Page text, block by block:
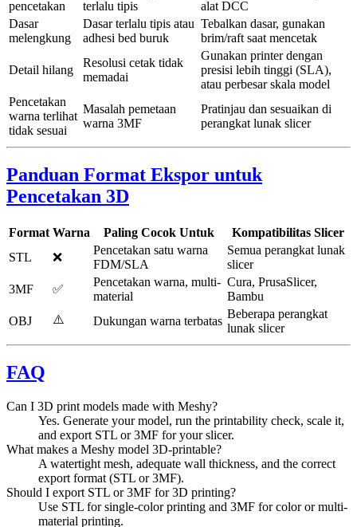
pencetakan
terlalu tipis
alat DCC
Dasar
melengkung
Dasar terlalu tipis atau
adhesi bed buruk
Tebalkan dasar, gunakan
brim/raft saat mencetak
Detail hilang
Resolusi cetak tidak
memadai
Gunakan printer dengan
presisi lebih tinggi (SLA),
atau perbesar skala model
Pencetakan
warna terlihat
tidak sesuai
Masalah pemetaan
warna 3MF
Pratinjau dan sesuaikan di
perangkat lunak slicer
Panduan Format Ekspor untuk
Pencetakan 3D
Format Warna Paling Cocok Untuk
Kompatibilitas Slicer
STL
❌
Pencetakan satu warna
FDM/SLA
Semua perangkat lunak
slicer
3MF
✅
Pencetakan warna, multi-
material
Cura, PrusaSlicer,
Bambu
OBJ
⚠️ Dukungan warna terbatas
Beberapa perangkat
lunak slicer
FAQ
Can I 3D print models made with Meshy?
Yes. Generate your model, run the printability check, scale it,
and export STL or 3MF for your slicer.
What makes a Meshy model 3D-printable?
A watertight mesh, adequate wall thickness, and the correct
export format (STL or 3MF).
Should I export STL or 3MF for 3D printing?
Use STL for single-color printing and 3MF for color or multi-
material printing.